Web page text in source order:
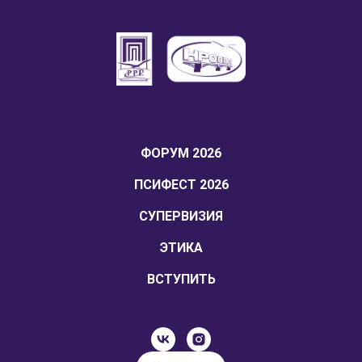
ФОРУМ 2026
ПСИФЕСТ 2026
СУПЕРВИЗИЯ
ЭТИКА
ВСТУПИТЬ